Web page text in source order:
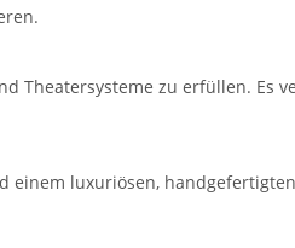
Theatersysteme zu erfüllen.
luxuriösen,